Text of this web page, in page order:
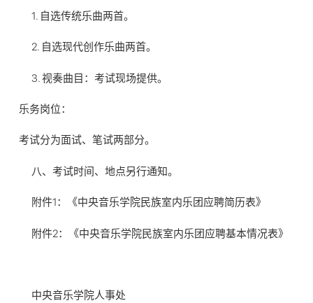
1. 自选传统乐曲两首。
2. 自选现代创作乐曲两首。
3. 视奏曲目：考试现场提供。
乐务岗位：
考试分为面试、笔试两部分。
八、考试时间、地点另行通知。
附件1：《中央音乐学院民族室内乐团应聘简历表》
附件2：《中央音乐学院民族室内乐团应聘基本情况表》
中央音乐学院人事处